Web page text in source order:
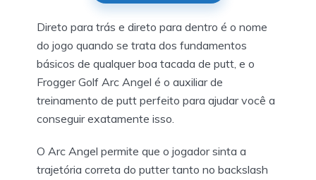
Direto para trás e direto para dentro é o nome
do jogo quando se trata dos fundamentos
básicos de qualquer boa tacada de putt, e o
Frogger Golf Arc Angel é o auxiliar de
treinamento de putt perfeito para ajudar você a
conseguir exatamente isso.
O Arc Angel permite que o jogador sinta a
trajetória correta do putter tanto no backslash